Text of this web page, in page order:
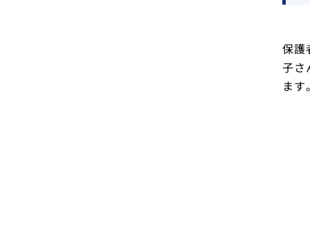
保護
子さ
ます